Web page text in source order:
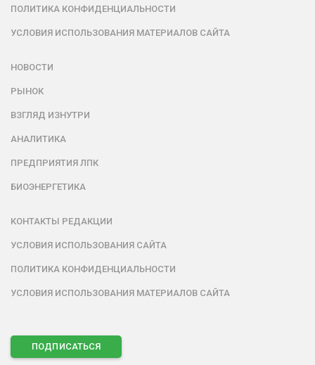
ПОЛИТИКА КОНФИДЕНЦИАЛЬНОСТИ
УСЛОВИЯ ИСПОЛЬЗОВАНИЯ МАТЕРИАЛОВ САЙТА
НОВОСТИ
РЫНОК
ВЗГЛЯД ИЗНУТРИ
АНАЛИТИКА
ПРЕДПРИЯТИЯ ЛПК
БИОЭНЕРГЕТИКА
КОНТАКТЫ РЕДАКЦИИ
УСЛОВИЯ ИСПОЛЬЗОВАНИЯ САЙТА
ПОЛИТИКА КОНФИДЕНЦИАЛЬНОСТИ
УСЛОВИЯ ИСПОЛЬЗОВАНИЯ МАТЕРИАЛОВ САЙТА
ПОДПИСАТЬСЯ